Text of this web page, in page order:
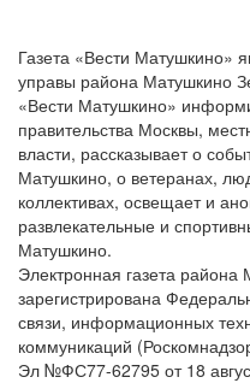
Газета «Вести Матушкино»
управы района Матушкино
«Вести Матушкино»
правительства Москвы,
власти, рассказывает о
Матушкино, о ветеранах,
коллективах, освещает и
развлекательные и
Матушкино.
Электронная газета
зарегистрирована
связи, информационных
коммуникаций
Эл №ФС77-62795 от 18